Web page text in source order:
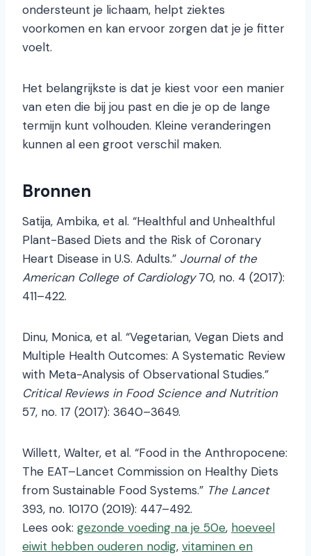
ondersteunt je lichaam, helpt ziektes
voorkomen en kan ervoor zorgen dat je je fitter
voelt.
Het belangrijkste is dat je kiest voor een manier
van eten die bij jou past en die je op de lange
termijn kunt volhouden. Kleine veranderingen
kunnen al een groot verschil maken.
Bronnen
Satija, Ambika, et al. “Healthful and Unhealthful
Plant-Based Diets and the Risk of Coronary
Heart Disease in U.S. Adults.” Journal of the
American College of Cardiology70, no. 4 (2017):
411–422.
Dinu, Monica, et al. “Vegetarian, Vegan Diets and
Multiple Health Outcomes: A Systematic Review
with Meta-Analysis of Observational Studies.”
Critical Reviews in Food Science and Nutrition
57, no. 17 (2017): 3640–3649.
Willett, Walter, et al. “Food in the Anthropocene:
The EAT–Lancet Commission on Healthy Diets
from Sustainable Food Systems.” The Lancet
393, no. 10170 (2019): 447–492.
Lees ook: gezonde voeding na je 50e, hoeveel
eiwit hebben ouderen nodig, vitaminen en